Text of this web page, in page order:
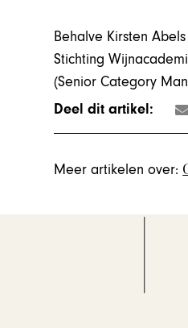
Behalve Kirsten
Stichting
(Senior Category
Deel dit artikel:
Meer artikelen over: